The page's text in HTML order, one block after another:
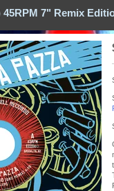
45RPM 7" Remix